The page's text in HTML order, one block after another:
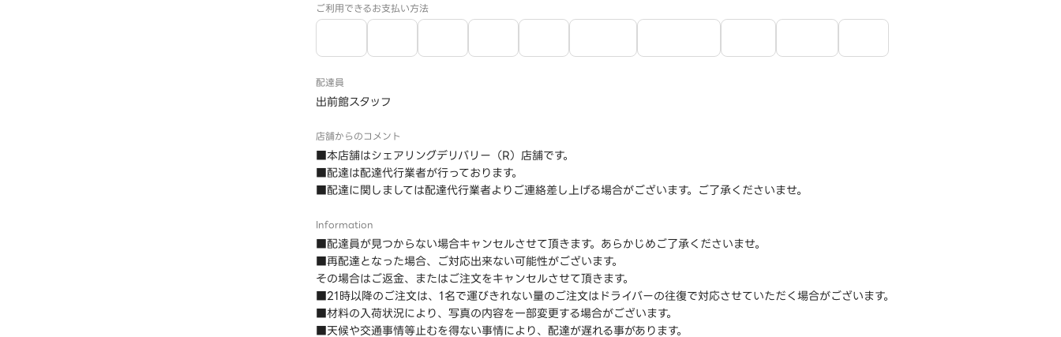
ご利用できるお支払い方法
配達員
出前館スタッフ
店舗からのコメント
■本店舗はシェアリングデリバリー（R）店舗です。
■配達は配達代行業者が行っております。
■配達に関しましては配達代行業者よりご連絡差し上げる場合がございます。ご了承くださいませ。
Information
■配達員が見つからない場合キャンセルさせて頂きます。あらかじめご了承くださいませ。
■再配達となった場合、ご対応出来ない可能性がございます。
その場合はご返金、またはご注文をキャンセルさせて頂きます。
■21時以降のご注文は、1名で運びきれない量のご注文はドライバーの往復で対応させていただく場合がございます。
■材料の入荷状況により、写真の内容を一部変更する場合がございます。
■天候や交通事情等止むを得ない事情により、配達が遅れる事があります。